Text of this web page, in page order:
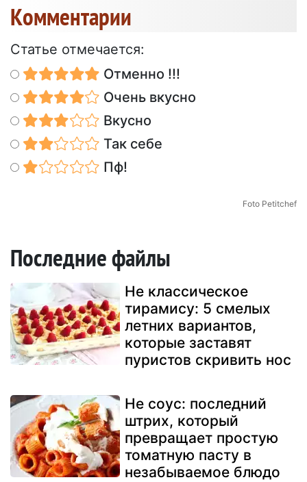
Kомментарии
Статье отмечается:
Отменно !!!
Очень вкусно
Вкусно
Так себе
Пф!
Foto Petitchef
Последние файлы
Не классическое
тирамису: 5 смелых
летних вариантов,
которые заставят
пуристов скривить нос
Не соус: последний
штрих, который
превращает простую
томатную пасту в
незабываемое блюдо